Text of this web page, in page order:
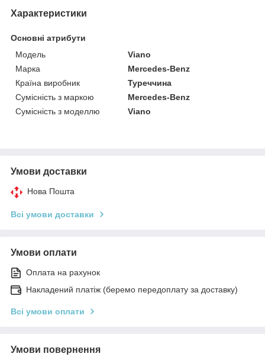
Характеристики
Основні атрибути
Модель
Viano
Марка
Mercedes-Benz
Країна виробник
Туреччина
Сумісність з маркою
Mercedes-Benz
Сумісність з моделлю
Viano
Умови доставки
Нова Пошта
Всі умови доставки
Умови оплати
Оплата на рахунок
Накладений платіж (беремо передоплату за доставку)
Всі умови оплати
Умови повернення